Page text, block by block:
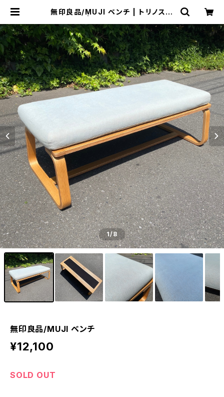
無印良品/MUJI ベンチ | トリノス-t
ルショップ・古着
1/8
無印良品/MUJI ベンチ
¥12,100
SOLD OUT